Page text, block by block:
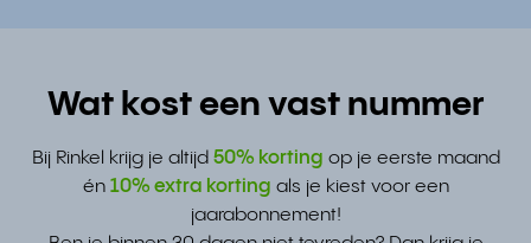
Wat kost een vast nummer
Bij Rinkel krijg je altijd 50% korting op je eerste maand
én 10% extra korting als je kiest voor een
jaarabonnement!